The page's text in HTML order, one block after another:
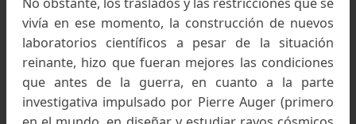
un camino con dificultades, para aquellos
recursos económicos escasos, y aunque
brillante quien la llevaba a cabo, le costaría
generaciones, para acceder a la burguesía,
así también, tener algo de suerte en la vida